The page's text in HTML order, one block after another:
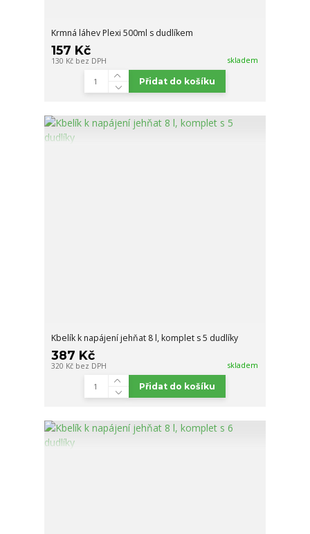
Krmná láhev Plexi 500ml s dudlíkem
157 Kč
130 Kč bez DPH skladem
Přidat do košíku
Kbelík k napájení jehňat 8 l, komplet s 5 dudlíky
387 Kč
320 Kč bez DPH skladem
Přidat do košíku